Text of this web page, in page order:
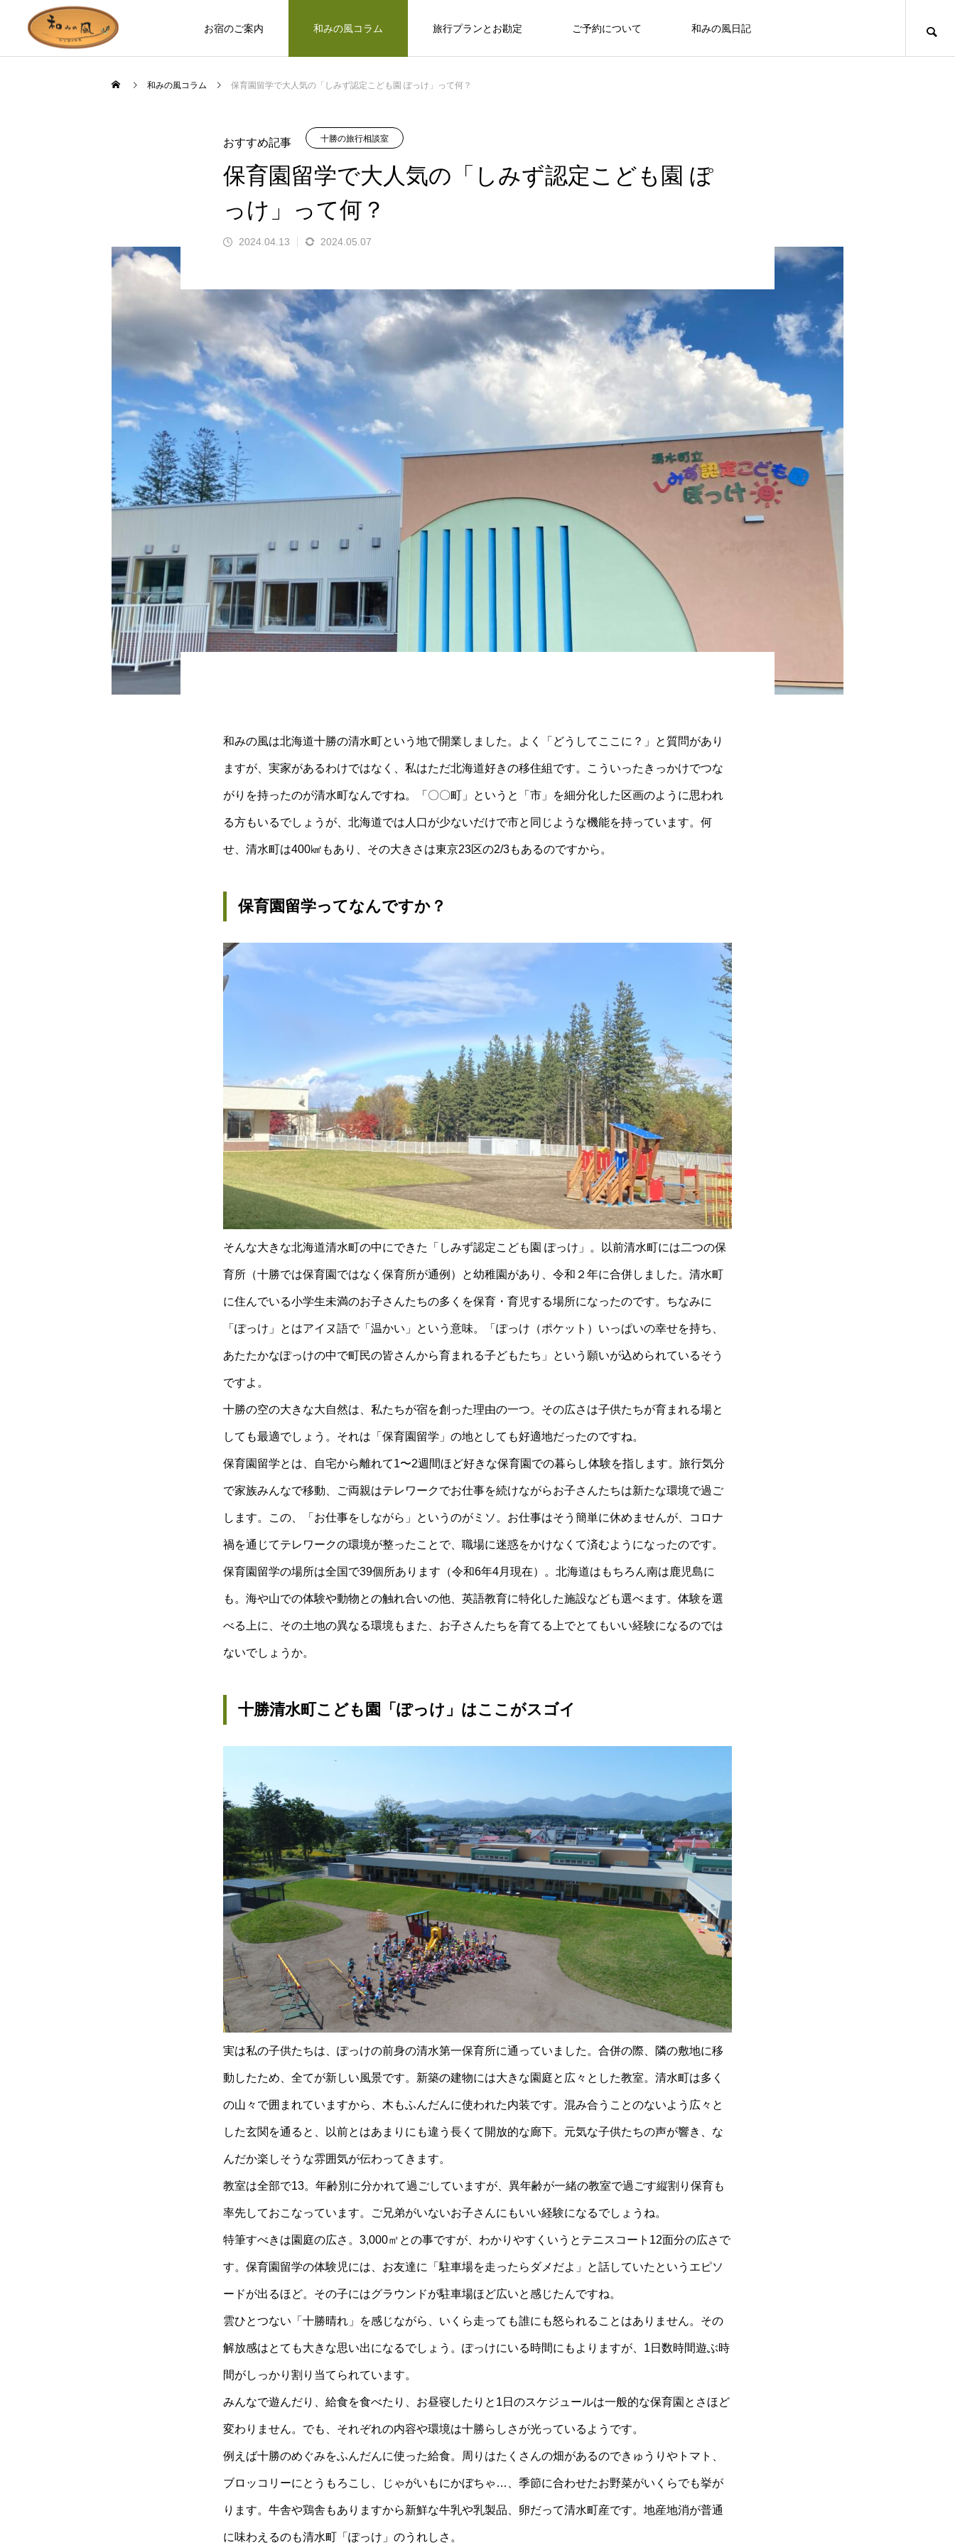
お宿のご案内 和みの風コラム 旅行プランとお勘定 ご予約について 和みの風日記
お部屋やホールなど、木の温もりを感
じられる時間のために
お野菜、乳製品、お肉…十勝のめぐみ
をご紹介
和みの風への道のりとご連絡方法はこ
ちらから
誰もが知っているのに見た人は少ない動物、
ロバの暮らしと魅力とは？
広大な自然？ セグウェイ？ だけじゃない十
勝千年の森の見どころ
「リトリートできた気がします」とお客様の
声、その理由は…？
保育園留学で大人気の「しみず認定こど
も園 ぽっけ」って何？
凛とした空気の佇まい、帯広神社と花手
水2025
なんぷアドベンチャーパークは余裕を持
った寄り道がおすすめ
北海道上士幌町こども園 ほろんが保育
園留学で注目される理由とは？
和みの風コラム 保育園留学で大人気の「しみず認定こども園 ぽっけ」って何？
おすすめ記事 十勝の旅行相談室
保育園留学で大人気の「しみず認定こども園 ぽ
っけ」って何？
2024.04.13 2024.05.07
和みの風は北海道十勝の清水町という地で開業しました。よく「どうしてここに？」と質問があり
ますが、実家があるわけではなく、私はただ北海道好きの移住組です。こういったきっかけでつな
がりを持ったのが清水町なんですね。「〇〇町」というと「市」を細分化した区画のように思われ
る方もいるでしょうが、北海道では人口が少ないだけで市と同じような機能を持っています。何
せ、清水町は400㎢もあり、その大きさは東京23区の2/3もあるのですから。
保育園留学ってなんですか？
そんな大きな北海道清水町の中にできた「しみず認定こども園 ぽっけ」。以前清水町には二つの保
育所（十勝では保育園ではなく保育所が通例）と幼稚園があり、令和２年に合併しました。清水町
に住んでいる小学生未満のお子さんたちの多くを保育・育児する場所になったのです。ちなみに
「ぽっけ」とはアイヌ語で「温かい」という意味。「ぽっけ（ポケット）いっぱいの幸せを持ち、
あたたかなぽっけの中で町民の皆さんから育まれる子どもたち」という願いが込められているそう
ですよ。
十勝の空の大きな大自然は、私たちが宿を創った理由の一つ。その広さは子供たちが育まれる場と
しても最適でしょう。それは「保育園留学」の地としても好適地だったのですね。
保育園留学とは、自宅から離れて1〜2週間ほど好きな保育園での暮らし体験を指します。旅行気分
で家族みんなで移動、ご両親はテレワークでお仕事を続けながらお子さんたちは新たな環境で過ご
します。この、「お仕事をしながら」というのがミソ。お仕事はそう簡単に休めませんが、コロナ
禍を通じてテレワークの環境が整ったことで、職場に迷惑をかけなくて済むようになったのです。
保育園留学の場所は全国で39個所あります（令和6年4月現在）。北海道はもちろん南は鹿児島に
も。海や山での体験や動物との触れ合いの他、英語教育に特化した施設なども選べます。体験を選
べる上に、その土地の異なる環境もまた、お子さんたちを育てる上でとてもいい経験になるのでは
ないでしょうか。
十勝清水町こども園「ぽっけ」はここがスゴイ
実は私の子供たちは、ぽっけの前身の清水第一保育所に通っていました。合併の際、隣の敷地に移
動したため、全てが新しい風景です。新築の建物には大きな園庭と広々とした教室。清水町は多く
の山々で囲まれていますから、木もふんだんに使われた内装です。混み合うことのないよう広々と
した玄関を通ると、以前とはあまりにも違う長くて開放的な廊下。元気な子供たちの声が響き、な
んだか楽しそうな雰囲気が伝わってきます。
教室は全部で13。年齢別に分かれて過ごしていますが、異年齢が一緒の教室で過ごす縦割り保育も
率先しておこなっています。ご兄弟がいないお子さんにもいい経験になるでしょうね。
特筆すべきは園庭の広さ。3,000㎡との事ですが、わかりやすくいうとテニスコート12面分の広さで
す。保育園留学の体験児には、お友達に「駐車場を走ったらダメだよ」と話していたというエピソ
ードが出るほど。その子にはグラウンドが駐車場ほど広いと感じたんですね。
雲ひとつない「十勝晴れ」を感じながら、いくら走っても誰にも怒られることはありません。その
解放感はとても大きな思い出になるでしょう。ぽっけにいる時間にもよりますが、1日数時間遊ぶ時
間がしっかり割り当てられています。
みんなで遊んだり、給食を食べたり、お昼寝したりと1日のスケジュールは一般的な保育園とさほど
変わりません。でも、それぞれの内容や環境は十勝らしさが光っているようです。
例えば十勝のめぐみをふんだんに使った給食。周りはたくさんの畑があるのできゅうりやトマト、
ブロッコリーにとうもろこし、じゃがいもにかぼちゃ…、季節に合わせたお野菜がいくらでも挙が
ります。牛舎や鶏舎もありますから新鮮な牛乳や乳製品、卵だって清水町産です。地産地消が普通
に味わえるのも清水町「ぽっけ」のうれしさ。